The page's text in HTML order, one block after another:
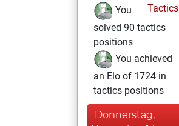
Tactics
You
solved 90 tactics
positions
You achieved
an Elo of 1724 in
tactics positions
Donnerstag,